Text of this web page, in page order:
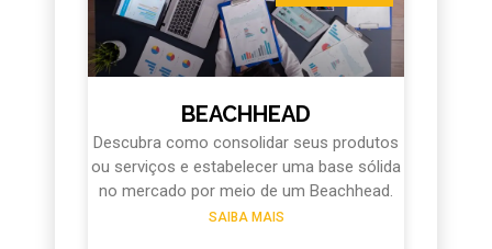
BEACHHEAD
Descubra como consolidar seus produtos
ou serviços e estabelecer uma base sólida
no mercado por meio de um Beachhead.
SAIBA MAIS